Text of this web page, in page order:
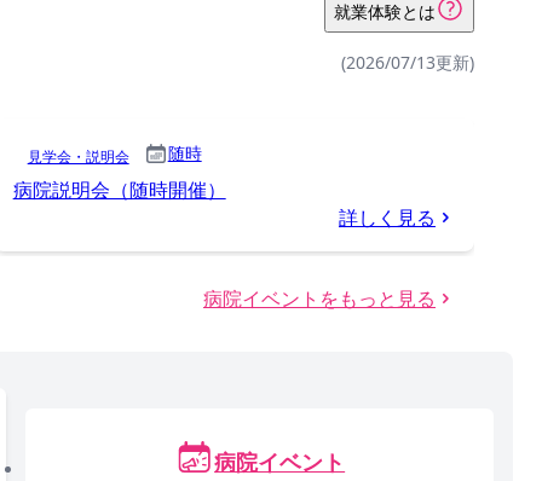
就業体験とは
(2026/07/13更新)
見学会・説明会 随時
病院説明会（随時開催）
詳しく見る
病院イベントをもっと見る
病院イベント